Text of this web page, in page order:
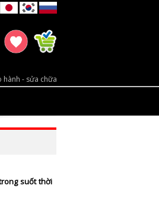
hành - sửa chữa
suốt thời